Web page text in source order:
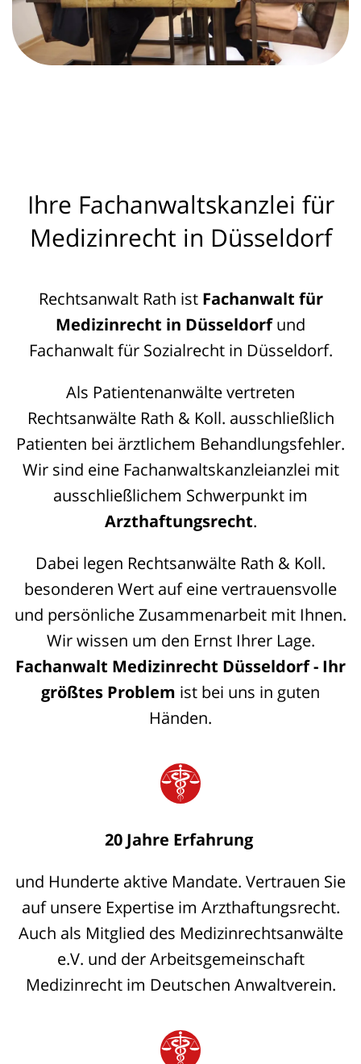
Ihre Fachanwaltskanzlei für
Medizinrecht in Düsseldorf
Rechtsanwalt Rath ist Fachanwalt für
Medizinrecht in Düsseldorfund
Fachanwalt für Sozialrecht in Düsseldorf.
Als Patientenanwälte vertreten
Rechtsanwälte Rath & Koll. ausschließlich
Patienten bei ärztlichem Behandlungsfehler.
Wir sind eine Fachanwaltskanzleianzlei mit
ausschließlichem Schwerpunkt im
Arzthaftungsrecht.
Dabei legen Rechtsanwälte Rath & Koll.
besonderen Wert auf eine vertrauensvolle
und persönliche Zusammenarbeit mit Ihnen.
Wir wissen um den Ernst Ihrer Lage.
Fachanwalt Medizinrecht Düsseldorf - Ihr
größtes Problem ist bei uns in guten
Händen.
20 Jahre Erfahrung
und Hunderte aktive Mandate. Vertrauen Sie
auf unsere Expertise im Arzthaftungsrecht.
Auch als Mitglied des Medizinrechtsanwälte
e.V. und der Arbeitsgemeinschaft
Medizinrecht im Deutschen Anwaltverein.